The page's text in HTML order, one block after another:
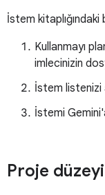
İstem kitaplığındaki
Kullanmayı
imlecinizin
İstem listenizi
İstemi
Proje